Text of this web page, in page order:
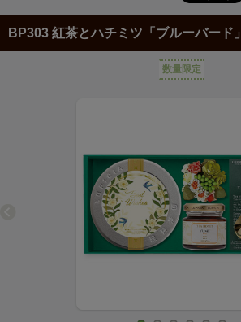
BP303 紅茶とハチミツ「ブルーバード」
数量限定